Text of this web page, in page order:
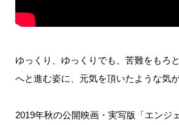
ゆっくり、ゆっくりでも、苦難をもろ
へと進む姿に、元気を頂いたような気が
2019年秋の公開映画・実写版「エンジ